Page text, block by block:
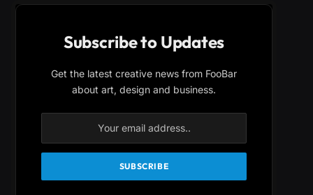
Subscribe to Updates
Get the latest creative news from FooBar
about art, design and business.